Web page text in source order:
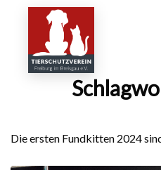
Die ersten Fundkitten 2024